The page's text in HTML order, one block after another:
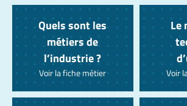
Quels sont les
métiers de
l’industrie ?
Voir la fiche métier
Le
Voir